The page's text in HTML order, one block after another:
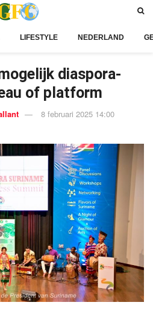
LIFESTYLE NEDERLAND
diaspora-
of platform
8 februari 2025 14:00